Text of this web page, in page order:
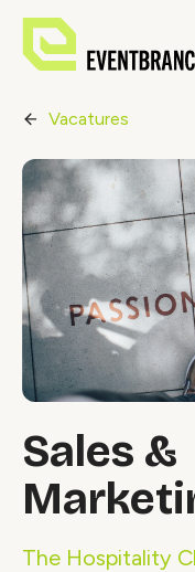
Vacatures
Sales &
The Hospitality